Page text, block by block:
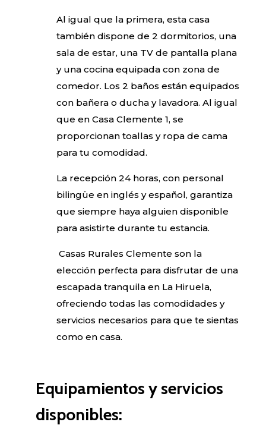
Al igual que la primera, esta casa
también dispone de 2 dormitorios, una
sala de estar, una TV de pantalla plana
y una cocina equipada con zona de
comedor. Los 2 baños están equipados
con bañera o ducha y lavadora. Al igual
que en Casa Clemente 1, se
proporcionan toallas y ropa de cama
para tu comodidad.
La recepción 24 horas, con personal
bilingüe en inglés y español, garantiza
que siempre haya alguien disponible
para asistirte durante tu estancia.
Casas Rurales Clemente son la
elección perfecta para disfrutar de una
escapada tranquila en La Hiruela,
ofreciendo todas las comodidades y
servicios necesarios para que te sientas
como en casa.
Equipamientos y servicios
disponibles: